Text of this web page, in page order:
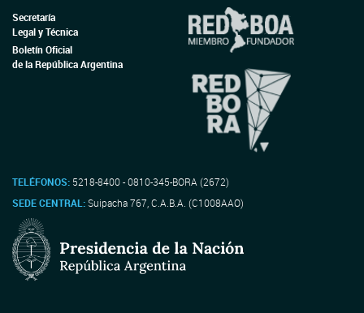
Secretaría
Legal y Técnica
Boletín Oficial
de la República Argentina
TELÉFONOS: 5218-8400 - 0810-345-BORA (2672)
SEDE CENTRAL:Suipacha 767, C.A.B.A. (C1008AAO)